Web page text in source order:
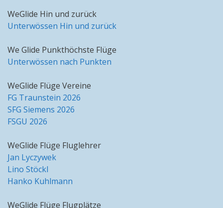
WeGlide Hin und zurück
Unterwössen Hin und zurück
We Glide Punkthöchste Flüge
Unterwössen nach Punkten
WeGlide Flüge Vereine
FG Traunstein 2026
SFG Siemens 2026
FSGU 2026
WeGlide Flüge Fluglehrer
Jan Lyczywek
Lino Stöckl
Hanko Kuhlmann
WeGlide Flüge Flugplätze